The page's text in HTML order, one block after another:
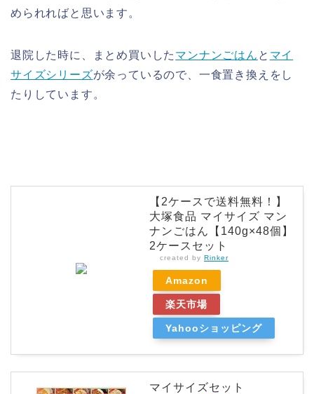
められればと思います。
退院した時に、まとめ買いした マンナンごはん と マイ
サイズシリーズが余っているので、一食置き換えをし
たりしています。
【2ケースで送料無料！】
大塚食品 マイサイズ マン
ナンごはん【140g×48個】
2ケースセット
created by Rinker
Amazon
楽天市場
Yahooショッピング
マイサイズセット